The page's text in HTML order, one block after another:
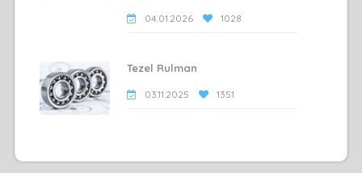
04.01.2026 1028
Tezel Rulman
03.11.2025 1351